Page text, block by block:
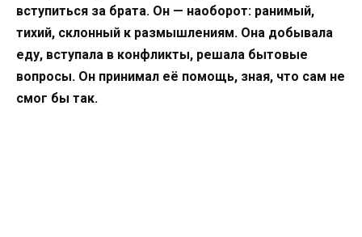
вступиться за брата. Он — наоборот: ранимый,
тихий, склонный к размышлениям. Она добывала
еду, вступала в конфликты, решала бытовые
вопросы. Он принимал её помощь, зная, что сам не
смог бы так.